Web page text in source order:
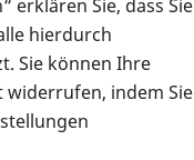
erklären Sie, dass Sie
hierdurch
Sie können Ihre
indem Sie